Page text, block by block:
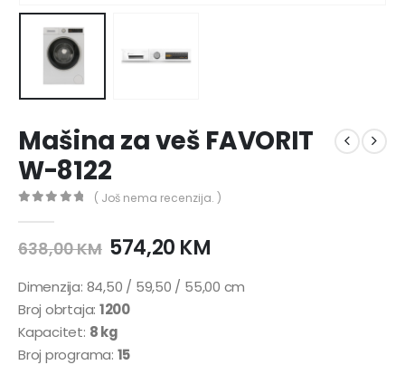
Mašina za veš FAVORIT
W-8122
( Još nema recenzija. )
638,00KM 574,20 KM
Dimenzija: 84,50 / 59,50 / 55,00 cm
Broj obrtaja: 1200
Kapacitet: 8 kg
Broj programa: 15